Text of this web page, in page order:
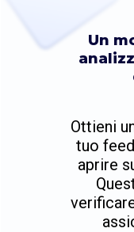
Un
Ottieni
tuo
aprire